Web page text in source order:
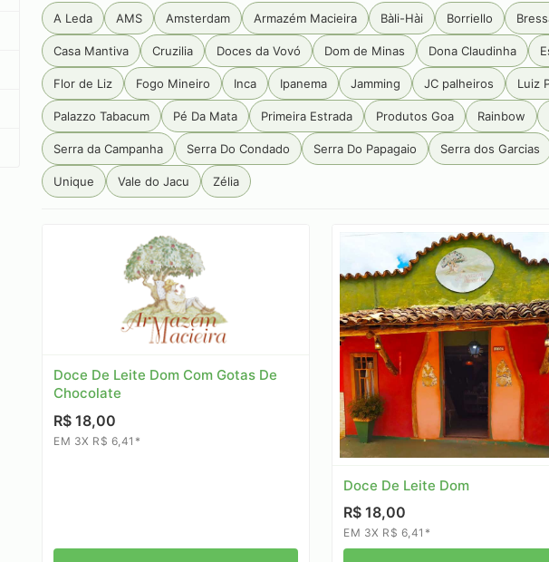
A Leda AMS Amsterdam Armazém Macieira Bàli-Hài Borriello
Casa Mantiva Cruzilia Doces da Vovó Dom de Minas Dona Claudinha
Flor de Liz Fogo Mineiro Inca Ipanema Jamming JC palheiros Luiz
Palazzo Tabacum Pé Da Mata Primeira Estrada Produtos Goa Rainbow
Serra da Campanha Serra Do Condado Serra Do Papagaio Serra dos Garcias
Unique Vale do Jacu Zélia
Doce De Leite Dom Com Gotas De
Chocolate
R$ 18,00
EM 3X R$ 6,41*
Doce De Leite Dom
R$ 18,00
EM 3X R$ 6,41*